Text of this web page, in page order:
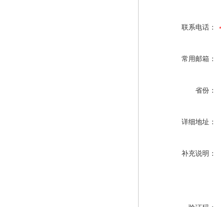
联系电话：
常用邮箱：
省份：
详细地址：
补充说明：